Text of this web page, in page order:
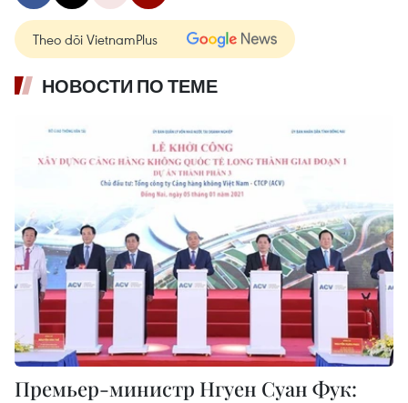
Theo dõi VietnamPlus
НОВОСТИ ПО ТЕМЕ
Премьер-министр Нгуен Суан Фук: